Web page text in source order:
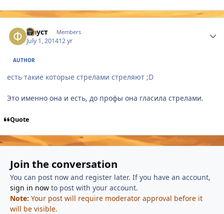
Фауст Members
July 1, 201412 yr
AUTHOR
есть такие которые стрелами стреляют ;D
Это именно она и есть, до профы она гласила стрелами.
Quote
Join the conversation
You can post now and register later. If you have an account,
sign in nowto post with your account.
Note: Your post will require moderator approval before it
will be visible.